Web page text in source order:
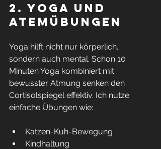
2. Yoga und
Atemübungen
Yoga hilft nicht nur körperlich,
sondern auch mental. Schon 10
Minuten Yoga kombiniert mit
bewusster Atmung senken den
Cortisolspiegel effektiv. Ich nutze
einfache Übungen wie:
Katzen-Kuh-Bewegung
Kindhaltung